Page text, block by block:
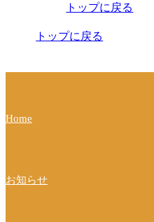
ョ
トップに戻る
トップに戻る
Home
お知らせ